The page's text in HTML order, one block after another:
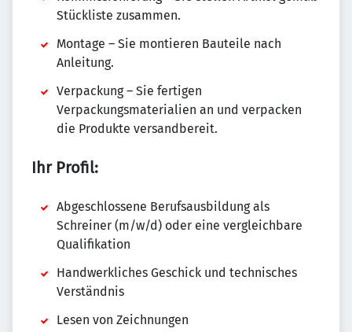
Stückliste zusammen.
Montage – Sie montieren Bauteile nach
Anleitung.
Verpackung – Sie fertigen
Verpackungsmaterialien an und verpacken
die Produkte versandbereit.
Ihr Profil:
Abgeschlossene Berufsausbildung als
Schreiner (m/w/d) oder eine vergleichbare
Qualifikation
Handwerkliches Geschick und technisches
Verständnis
Lesen von Zeichnungen